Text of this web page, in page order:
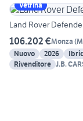
Vetrina
Land Rover
106.202 €Monza (
Nuovo
2026
Rivenditore J.B.